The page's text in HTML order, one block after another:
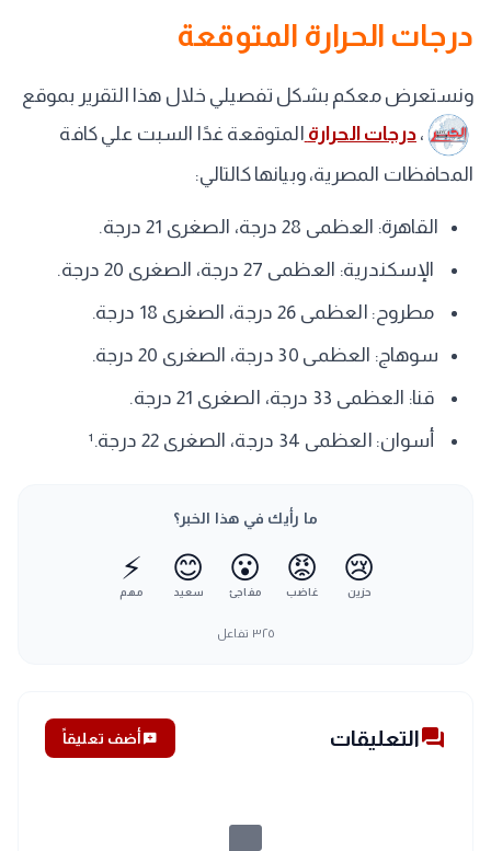
درجات الحرارة المتوقعة
ونستعرض معكم بشكل تفصيلي خلال هذا التقرير بموقع
،درجات الحرارة المتوقعة غدًا السبت علي كافة
المحافظات المصرية، وبيانها كالتالي:
القاهرة: العظمى 28 درجة، الصغرى 21 درجة.
الإسكندرية: العظمى 27 درجة، الصغرى 20 درجة.
مطروح: العظمى 26 درجة، الصغرى 18 درجة.
سوهاج: العظمى 30 درجة، الصغرى 20 درجة.
قنا: العظمى 33 درجة، الصغرى 21 درجة.
أسوان: العظمى 34 درجة، الصغرى 22 درجة.¹
ما رأيك في هذا الخبر؟
😢
حزين
😡
غاضب
😮
مفاجئ
😊
سعيد
⚡
مهم
٣٢٥ تفاعل
forumالتعليقات add_commentأضف تعليقاً
chat_bubble_outline